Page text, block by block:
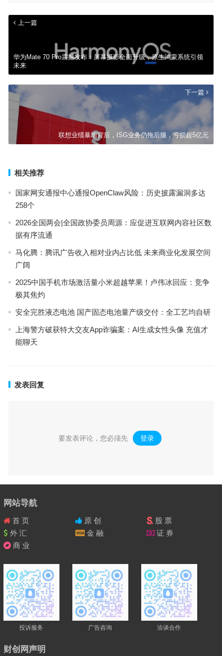
上一篇
华为Mate 70 Pro震撼发布：屏幕摄影全面升级，原生鸿蒙系统引领
未来
下一篇
联想业绩暴增背后，ISG业务仍拖后腿，亏损超5亿元
相关推荐
国家网安通报中心通报OpenClaw风险：历史披露漏洞多达
258个
2026全国两会|全国政协委员周源：应促进互联网内容社区数
据有序流通
马化腾：腾讯广告收入相对业内占比低 未来商业化发展空间
广阔
2025中国手机市场激活量小米超越苹果！卢伟冰回应：竞争
极其焦灼
安全完胜液态电池 国产固态电池量产级交付：全工艺均自研
上海警方破获特大交友App诈骗案：AI生成女性头像 充值才
能聊天
发表回复
要发表评论，您必须先 登录 。
网站导航
首 页 原 创
股 票
外 汇
金 融
证 券
商 业
投诉服务 广告咨询 洽谈合作
财创网声明